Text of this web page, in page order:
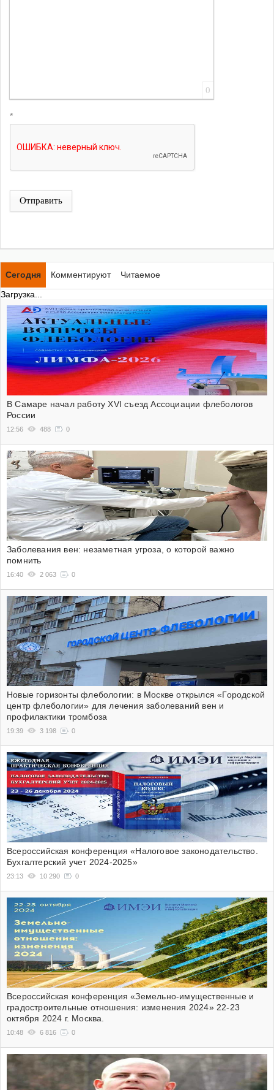
0
*
Отправить
Сегодня Комментируют
Читаемое
Загрузка...
В Самаре начал работу XVI съезд Ассоциации флебологов
России
12:56 488 0
Заболевания вен: незаметная угроза, о которой важно
помнить
16:40 2 063 0
Новые горизонты флебологии: в Москве открылся «Городской
центр флебологии» для лечения заболеваний вен и
профилактики тромбоза
19:39 3 198 0
Всероссийская конференция «Налоговое законодательство.
Бухгалтерский учет 2024-2025»
23:13 10 290 0
Всероссийская конференция «Земельно-имущественные и
градостроительные отношения: изменения 2024» 22-23
октября 2024 г. Москва.
10:48 6 816 0